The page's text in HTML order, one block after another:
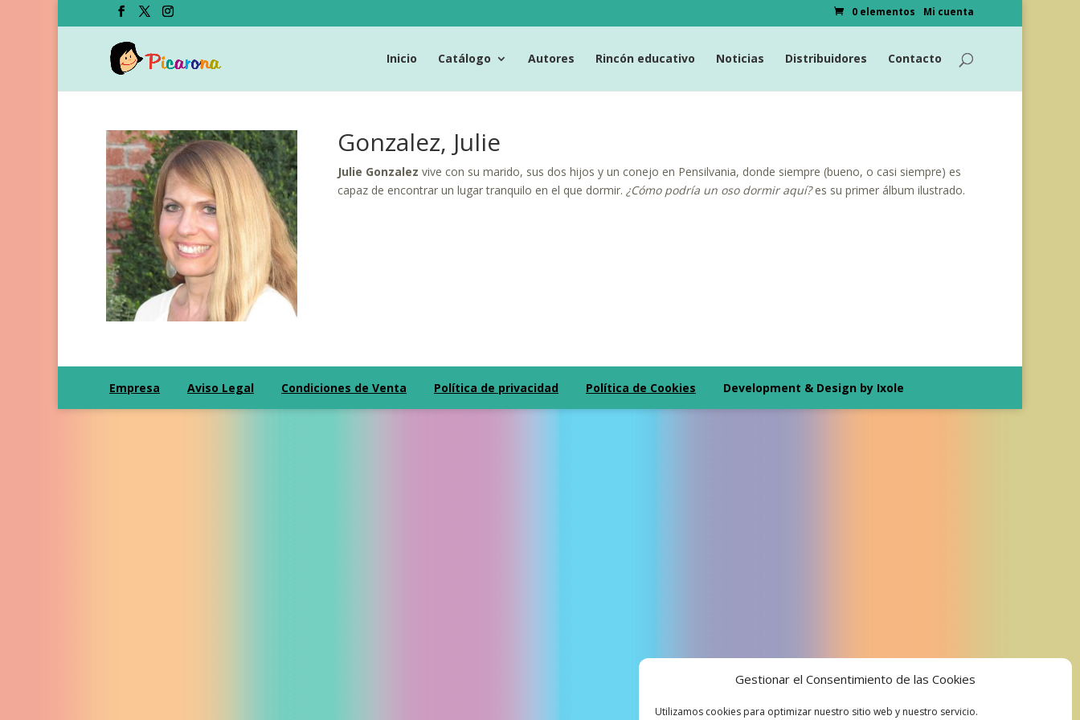
Gestionar el Consentimiento de las Cookies
Utilizamos cookies para optimizar nuestro sitio web y nuestro servicio.
Mi cuenta
0 elementos
Inicio Catálogo Autores Rincón educativo Noticias Distribuidores Contacto
Gonzalez, Julie
Julie Gonzalez vive con su marido, sus dos hijos y un conejo en Pensilvania, donde siempre (bueno, o casi siempre) es
capaz de encontrar un lugar tranquilo en el que dormir. ¿Cómo podría un oso dormir aquí?es su primer álbum ilustrado.
Empresa Aviso Legal Condiciones de Venta Política de privacidad Política de Cookies Development & Design by Ixole